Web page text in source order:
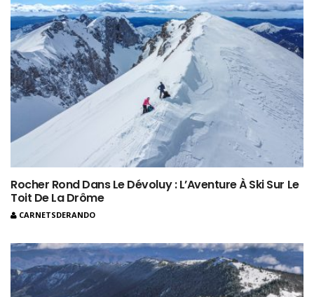
Rocher Rond Dans Le Dévoluy : L’Aventure À Ski Sur Le
Toit De La Drôme
CARNETSDERANDO